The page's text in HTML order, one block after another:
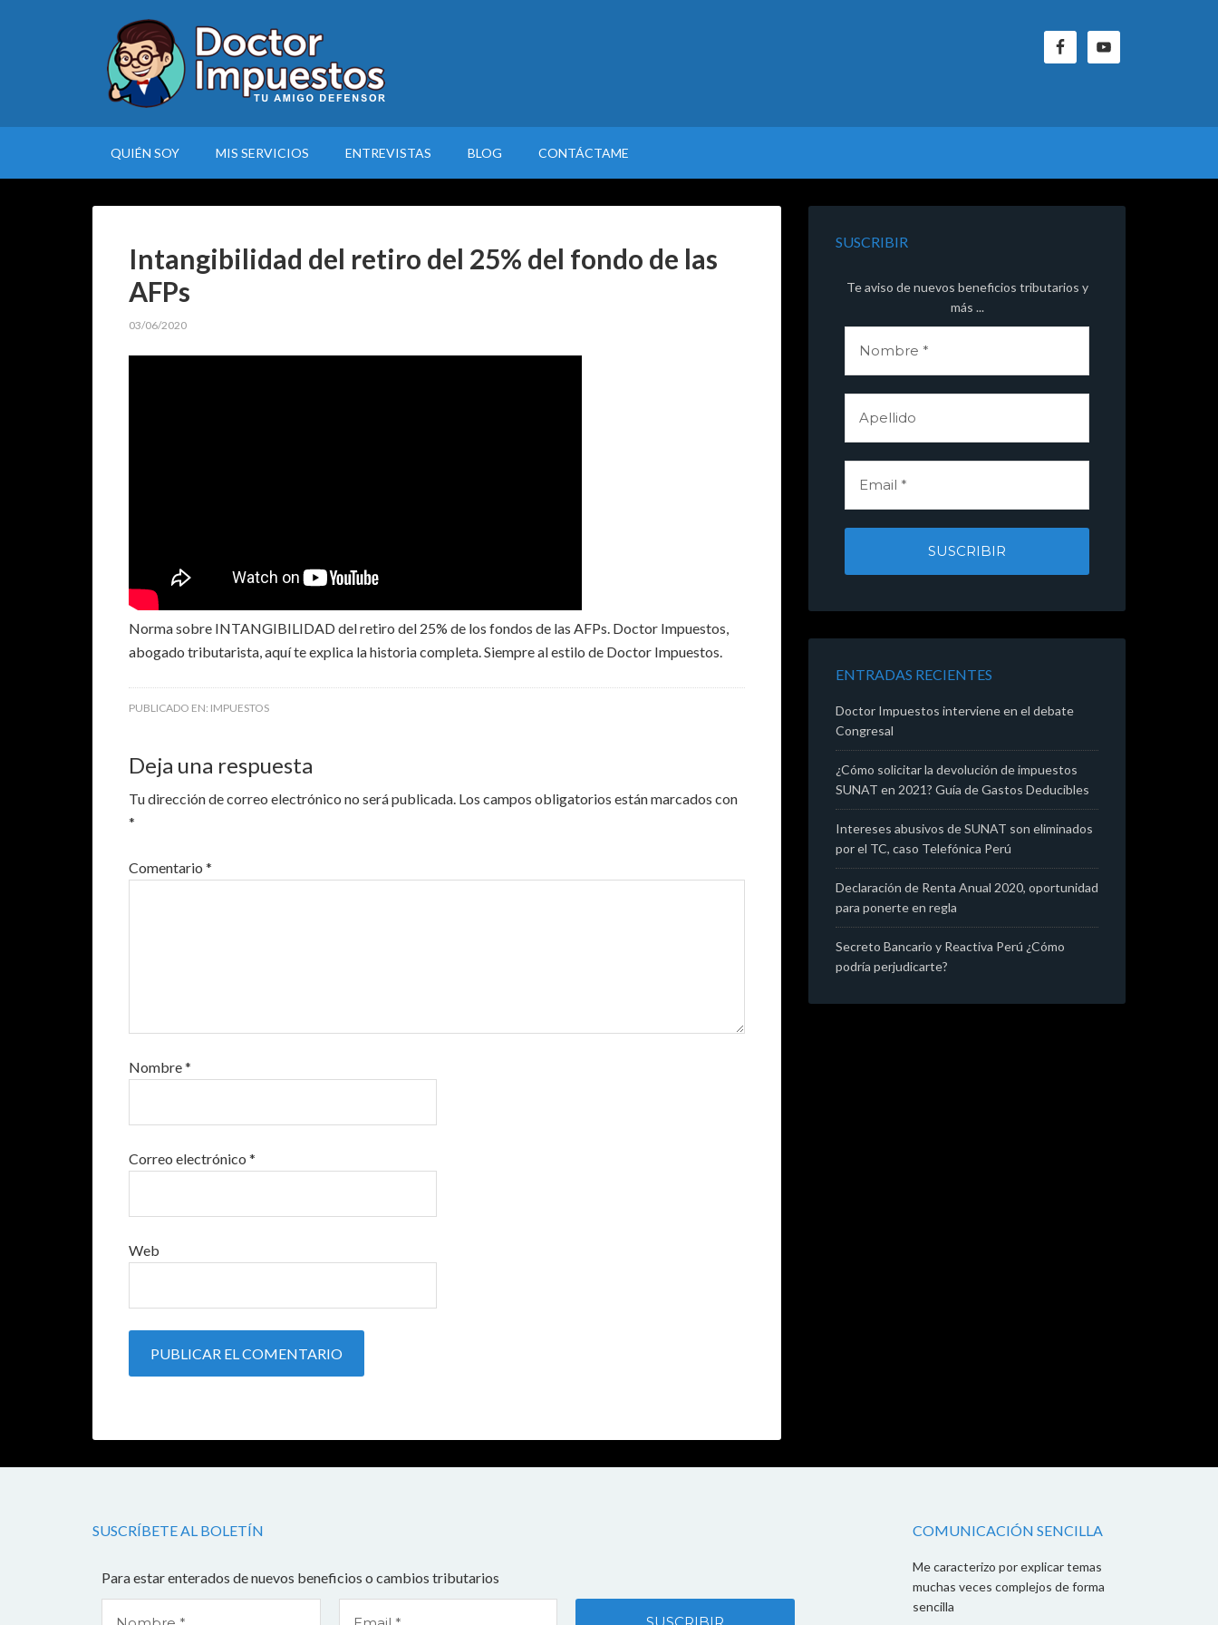
QUIÉN SOY MIS SERVICIOS ENTREVISTAS BLOG CONTÁCTAME
Intangibilidad del retiro del 25% del fondo de las
AFPs
03/06/2020
Norma sobre INTANGIBILIDAD del retiro del 25% de los fondos de las AFPs. Doctor Impuestos,
abogado tributarista, aquí te explica la historia completa. Siempre al estilo de Doctor Impuestos.
PUBLICADO EN: IMPUESTOS
Deja una respuesta
Tu dirección de correo electrónico no será publicada. Los campos obligatorios están marcados con
*
Comentario *
Nombre*
Correo electrónico *
Web
SUSCRIBIR
Te aviso de nuevos beneficios tributarios y
más ...
ENTRADAS RECIENTES
Doctor Impuestos interviene en el debate
Congresal
¿Cómo solicitar la devolución de impuestos
SUNAT en 2021? Guía de Gastos Deducibles
Intereses abusivos de SUNAT son eliminados
por el TC, caso Telefónica Perú
Declaración de Renta Anual 2020, oportunidad
para ponerte en regla
Secreto Bancario y Reactiva Perú ¿Cómo
podría perjudicarte?
SUSCRÍBETE AL BOLETÍN
Para estar enterados de nuevos beneficios o cambios tributarios
COMUNICACIÓN SENCILLA
Me caracterizo por explicar temas
muchas veces complejos de forma
sencilla